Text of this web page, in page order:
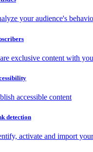
your audience's
exclusive content with
accessible content
detection
activate and import